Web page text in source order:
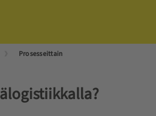
Prosesseittain